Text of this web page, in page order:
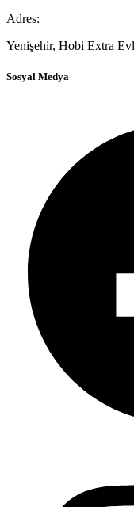
Adres:
Yenişehir, Hobi Extra
Sosyal Medya